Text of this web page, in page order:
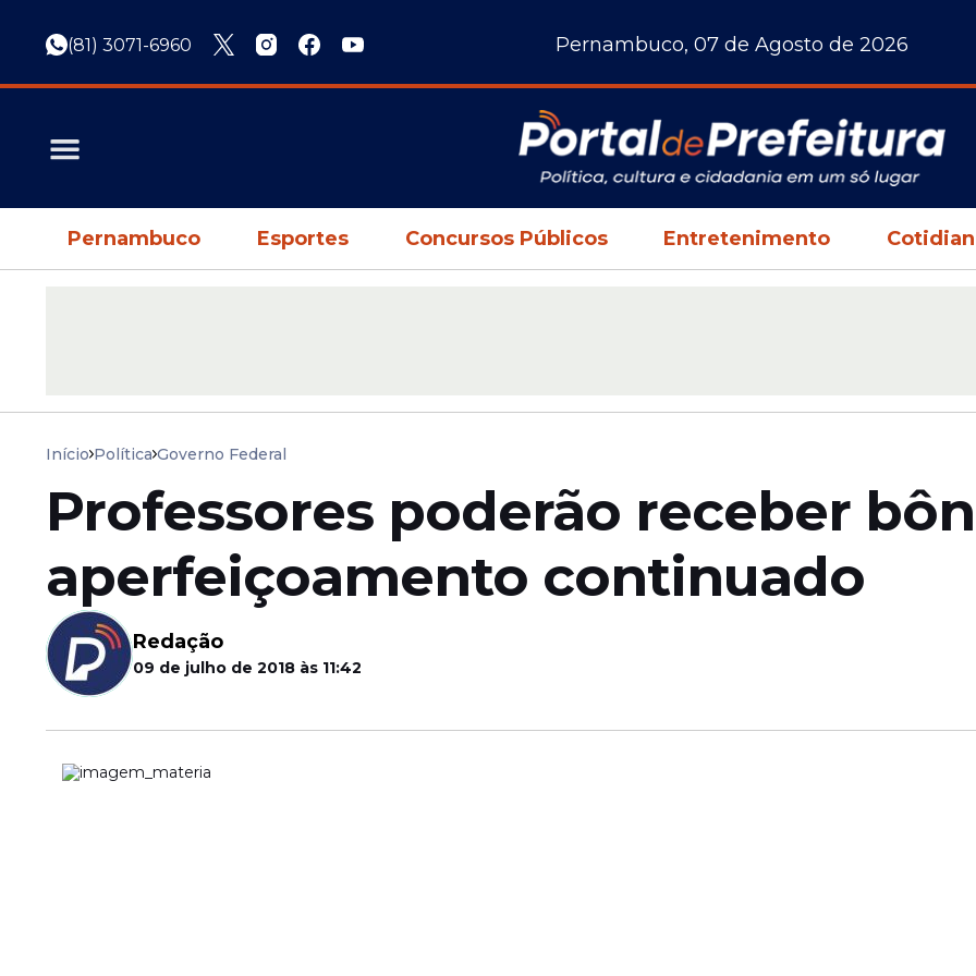
(81) 3071-6960 Pernambuco, 07 de Agosto de 2026
Pernambuco Esportes Concursos Públicos Entretenimento
Início Política Governo Federal
Professores poderão receber
aperfeiçoamento continuado
Redação
09 de julho de 2018 às 11:42